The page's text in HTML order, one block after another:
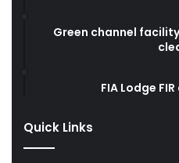
2
2
Green channel
FIA Lodge
Quick Links